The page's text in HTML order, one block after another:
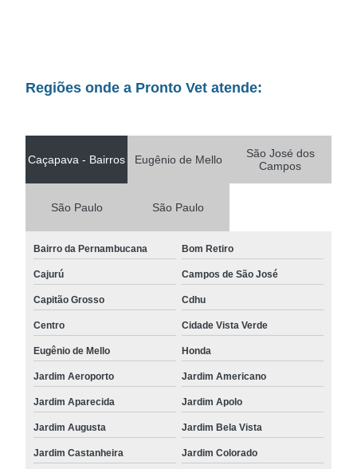
Regiões onde a Pronto Vet atende:
Caçapava - Bairros Eugênio de Mello
São José dos
Campos
São Paulo São Paulo
Bairro da Pernambucana Bom Retiro
Cajurú Campos de São José
Capitão Grosso Cdhu
Centro Cidade Vista Verde
Eugênio de Mello Honda
Jardim Aeroporto Jardim Americano
Jardim Aparecida Jardim Apolo
Jardim Augusta Jardim Bela Vista
Jardim Castanheira Jardim Colorado